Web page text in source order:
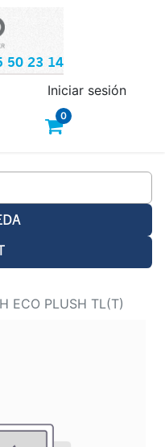
50 23 14
0
Iniciar sesión
ECO PLUSH TL(T)